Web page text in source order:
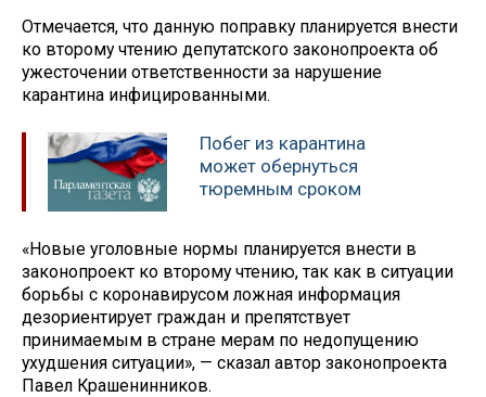
Отмечается, что данную поправку планируется внести
ко второму чтению депутатского законопроекта об
ужесточении ответственности за нарушение
карантина инфицированными.
Побег из карантина
может обернуться
тюремным сроком
«Новые уголовные нормы планируется внести в
законопроект ко второму чтению, так как в ситуации
борьбы с коронавирусом ложная информация
дезориентирует граждан и препятствует
принимаемым в стране мерам по недопущению
ухудшения ситуации», — сказал автор законопроекта
Павел Крашенинников.